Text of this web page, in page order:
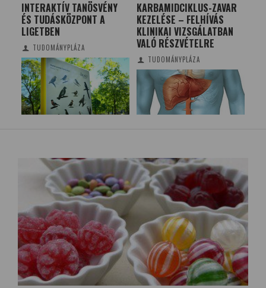
INTERAKTÍV TANÖSVÉNY
ÉS TUDÁSKÖZPONT A
LIGETBEN
TUDOMÁNYPLÁZA
KARBAMIDCIKLUS-ZAVAR
KEZELÉSE – FELHÍVÁS
KLINIKAI VIZSGÁLATBAN
VALÓ RÉSZVÉTELRE
TUDOMÁNYPLÁZA